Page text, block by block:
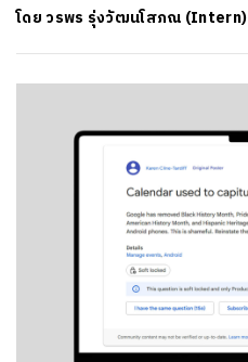
โดยวรพร รุ่งวัฒนโสภณ (Intern)